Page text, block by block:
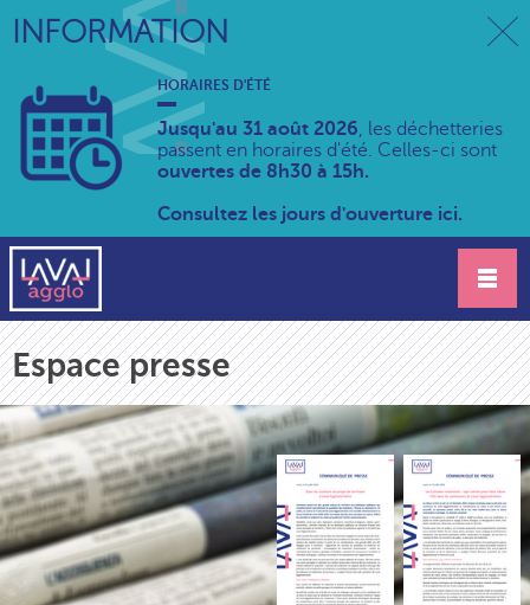
INFORMATION
HORAIRES D'ÉTÉ
Jusqu'au 31 août 2026, les déchetteries
passent en horaires d'été. Celles-ci sont
ouvertes de 8h30 à 15h.
Consultez les jours d'ouverture ici.
Espace presse